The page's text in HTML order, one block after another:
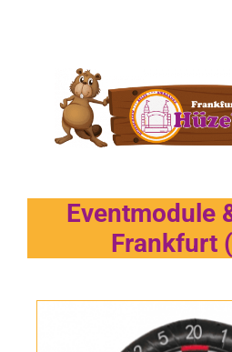
Eventmodule
Frankfurt